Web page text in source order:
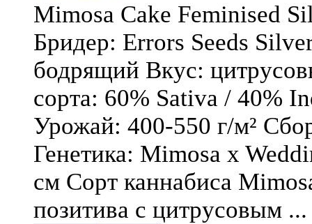
Mimosa Cake Feminised
Бридер: Errors Seeds
бодрящий Вкус:
сорта: 60% Sativa / 40%
Урожай: 400-550 г/м²
Генетика: Mimosa x
см Сорт каннабиса
позитива с цитрусовым ...